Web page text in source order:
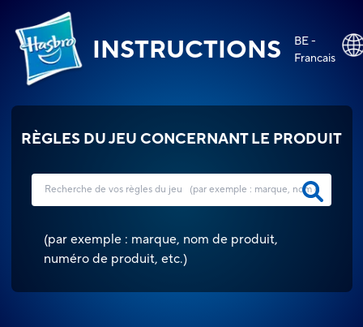
INSTRUCTIONS
BE -
Francais
RÈGLES DU JEU CONCERNANT LE PRODUIT
(par exemple : marque, nom de produit,
numéro de produit, etc.)